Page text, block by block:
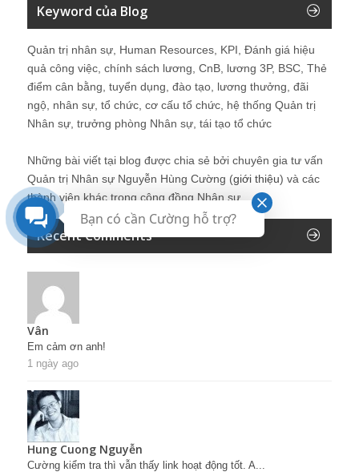
Keyword của Blog
Quản trị nhân sự, Human Resources, KPI, Đánh giá hiệu
quả công việc, chính sách lương, CnB, lương 3P, BSC, Thẻ
điểm cân bằng, tuyển dụng, đào tạo, lương thưởng, đãi
ngộ, nhân sự, tổ chức, cơ cấu tổ chức, hệ thống Quản trị
Nhân sự, trưởng phòng Nhân sự, tái tạo tổ chức
Những bài viết tại blog được chia sẻ bởi chuyên gia tư vấn
Quản trị Nhân sự Nguyễn Hùng Cường (giới thiệu) và các
thành viên khác trong cộng đồng Nhân sự.
Recent Comments
Vân
Em cảm ơn anh!
1 ngày ago
Hung Cuong Nguyễn
Cường kiểm tra thì vẫn thấy link hoạt động tốt. A...
Bạn có cần Cường hỗ trợ?